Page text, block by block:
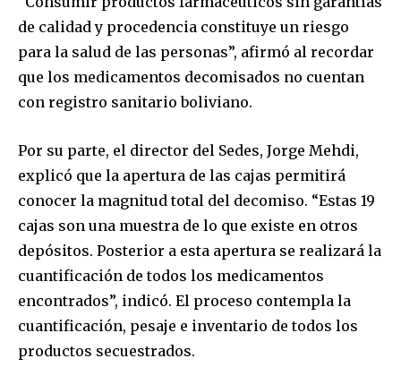
de calidad y procedencia constituye un riesgo
para la salud de las personas”, afirmó al recordar
que los medicamentos decomisados no cuentan
con registro sanitario boliviano.
Por su parte, el director del Sedes, Jorge Mehdi,
explicó que la apertura de las cajas permitirá
conocer la magnitud total del decomiso. “Estas 19
cajas son una muestra de lo que existe en otros
depósitos. Posterior a esta apertura se realizará la
cuantificación de todos los medicamentos
encontrados”, indicó. El proceso contempla la
cuantificación, pesaje e inventario de todos los
productos secuestrados.